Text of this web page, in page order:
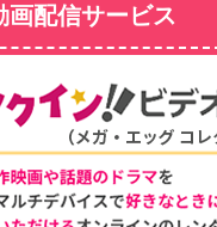
画配信サービス